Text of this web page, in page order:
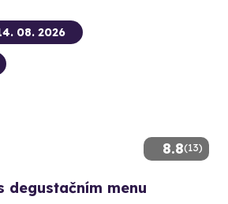
8.8(13)
08. 2026
degustačním menu